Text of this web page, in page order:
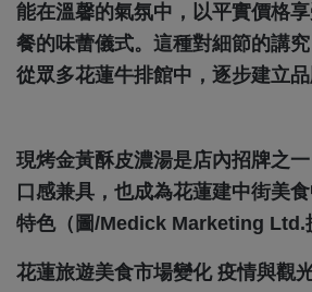
能在溫馨的氣氛中，以平實價格
餐的味蕾儀式。這種對細節的講
從眾多花蓮牛排館中，逐步建立品
現烤金黃酥皮濃湯是店內招牌之
口感兼具，也成為花蓮建中街美
特色（圖/Medick Marketing Ltd.
花蓮旅遊美食市場變化 疫情與觀